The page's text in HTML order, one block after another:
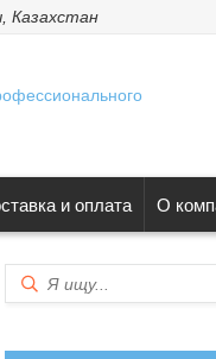
Казахстан
и оплата О